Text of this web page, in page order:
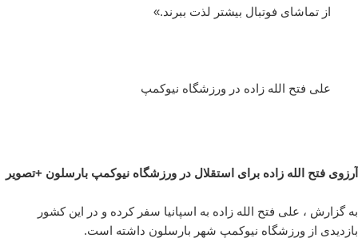
از تماشای فوتبال بیشتر لذت ببرند.»
علی فتح الله زاده در ورزشگاه نیوکمپ
آرزوی فتح الله زاده برای استقلال در ورزشگاه نیوکمپ بارسلون +تصویر
به گزارش ، علی فتح الله زاده به اسپانیا سفر کرده و در این کشور
بازدیدی از ورزشگاه نیوکمپ شهر بارسلون داشته است.